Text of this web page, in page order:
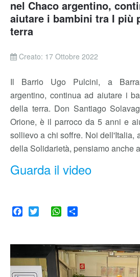
nel Chaco argentino,
aiutare i bambini tra I più
terra
Creato: 17 Ottobre 2022
Il Barrio Ugo Pulcini, a
argentino, continua ad aiutare i
della terra. Don Santiago
Orione, è il parroco da 5 anni e
sollievo a chi soffre. Noi dell'Italia,
della Solidarietà, pensiamo anche
Guarda il video